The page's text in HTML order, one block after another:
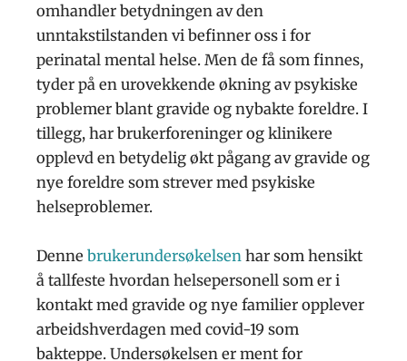
omhandler betydningen av den
unntakstilstanden vi befinner oss i for
perinatal mental helse. Men de få som finnes,
tyder på en urovekkende økning av psykiske
problemer blant gravide og nybakte foreldre. I
tillegg, har brukerforeninger og klinikere
opplevd en betydelig økt pågang av gravide og
nye foreldre som strever med psykiske
helseproblemer.
Denne brukerundersøkelsen har som hensikt
å tallfeste hvordan helsepersonell som er i
kontakt med gravide og nye familier opplever
arbeidshverdagen med covid-19 som
bakteppe. Undersøkelsen er ment for